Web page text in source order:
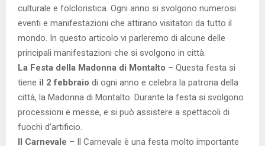
culturale e folcloristica. Ogni anno si svolgono numerosi
eventi e manifestazioni che attirano visitatori da tutto il
mondo. In questo articolo vi parleremo di alcune delle
principali manifestazioni che si svolgono in città.
La Festa della Madonna di Montalto – Questa festa si
tiene il 2 febbraio di ogni anno e celebra la patrona della
città, la Madonna di Montalto. Durante la festa si svolgono
processioni e messe, e si può assistere a spettacoli di
fuochi d’artificio.
Il Carnevale – Il Carnevale è una festa molto importante